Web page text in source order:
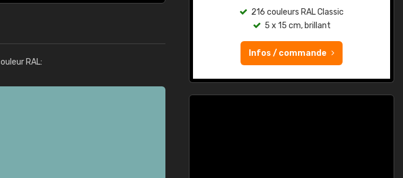
RAL:
216 couleurs RAL Classic
5 x 15 cm, brillant
Infos / commande